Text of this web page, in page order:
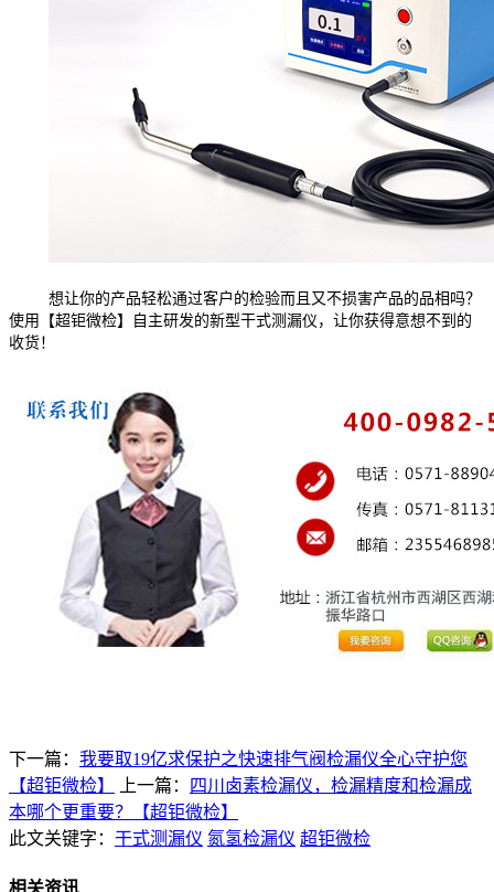
想让你的产品轻松通过客户的检验而且又不损害产品的品相吗？
使用【超钜微检】自主研发的新型干式测漏仪，让你获得意想不到的
收货！
下一篇： 我要取19亿求保护之快速排气阀检漏仪全心守护您
【超钜微检】
上一篇：
四川卤素检漏仪，检漏精度和检漏成
本哪个更重要？【超钜微检】
此文关键字： 干式测漏仪 氮氢检漏仪 超钜微检
相关资讯